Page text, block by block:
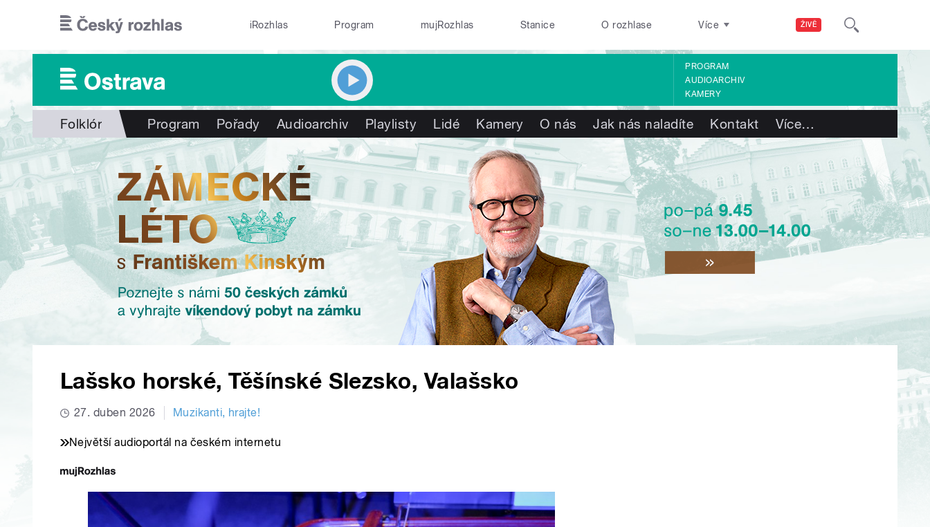
ŽIVĚ
iRozhlas Program mujRozhlas Stanice O rozhlase Více
PROGRAM
AUDIOARCHIV
KAMERY
Folklór Program Pořady Audioarchiv Playlisty Lidé Kamery O nás Jak nás naladíte Kontakt Více…
Lašsko horské, Těšínské Slezsko, Valašsko
27. duben 2026 Muzikanti, hrajte!
Největší audioportál na českém internetu